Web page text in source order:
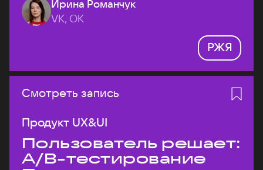
Ирина Романчук
VK, ОК
РЖЯ
Смотреть запись
Продукт UX&UI
Пользователь решает:
A/B-тестирование